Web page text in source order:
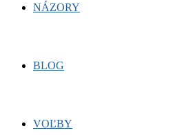
NÁZORY
BLOG
VOĽBY